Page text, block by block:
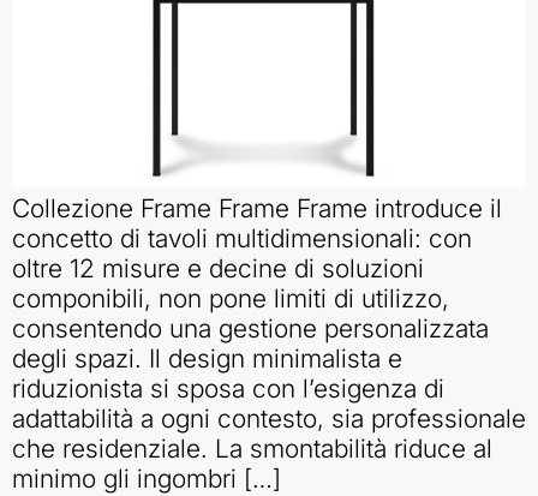
Collezione Frame Frame Frame introduce il
concetto di tavoli multidimensionali: con
oltre 12 misure e decine di soluzioni
componibili, non pone limiti di utilizzo,
consentendo una gestione personalizzata
degli spazi. Il design minimalista e
riduzionista si sposa con l’esigenza di
adattabilità a ogni contesto, sia professionale
che residenziale. La smontabilità riduce al
minimo gli ingombri […]